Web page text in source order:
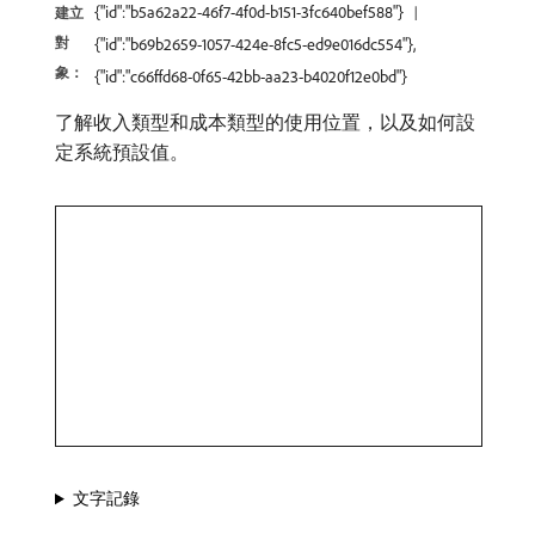
建立
對
象：
{"id":"b5a62a22-46f7-4f0d-b151-3fc640bef588"}
{"id":"b69b2659-1057-424e-8fc5-ed9e016dc554"},
{"id":"c66ffd68-0f65-42bb-aa23-b4020f12e0bd"}
了解收入類型和成本類型的使用位置，以及如何設
定系統預設值。
文字記錄